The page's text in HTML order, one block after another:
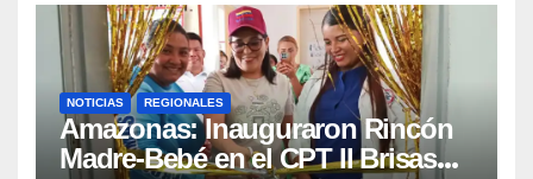
NOTICIAS REGIONALES
​Amazonas: Inauguraron Rincón
Madre-Bebé en el CPT II Brisas